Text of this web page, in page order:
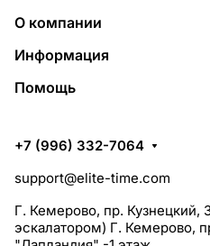
О компании
Информация
Помощь
+7 (996) 332-7064
support@elite-time.com
Г. Кемерово, пр.
эскалатором) Г. Кемерово,